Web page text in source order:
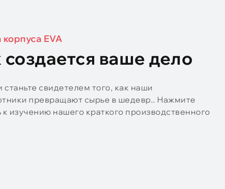
EVA
создается ваше дело
свидетелем того, как наши
превращают сырье в шедевр.. Нажмите
изучению нашего краткого производственного